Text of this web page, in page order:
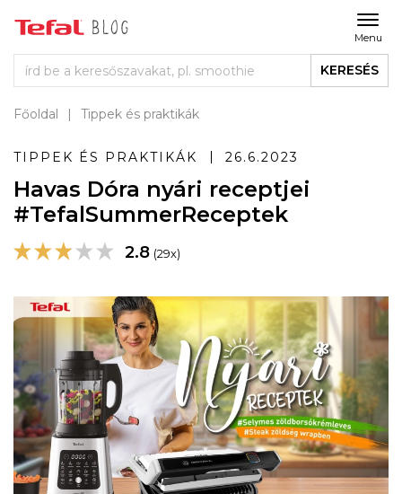
Menu
KERESÉS
Főoldal Tippek és praktikák
TIPPEK ÉS PRAKTIKÁK 26.6.2023
Havas Dóra nyári receptjei
#TefalSummerReceptek
2.8 (29x)